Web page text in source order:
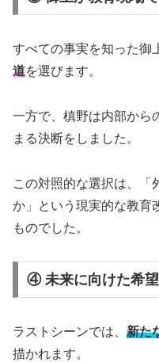
すべての事実を知った御
道を選びます。
一方で、槙野は内部から
まる決断をしました。
この対照的な選択は、「
か」という現実的な教育
ものでした。
④ 未来に向けた希
ラストシーンでは、 新た
描かれます。